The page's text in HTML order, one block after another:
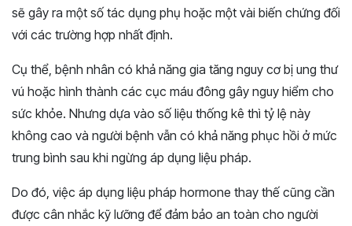
sẽ gây ra một số tác dụng phụ hoặc một vài biến chứng đối
với các trường hợp nhất định.
Cụ thể, bệnh nhân có khả năng gia tăng nguy cơ bị ung thư
vú hoặc hình thành các cục máu đông gây nguy hiểm cho
sức khỏe. Nhưng dựa vào số liệu thống kê thì tỷ lệ này
không cao và người bệnh vẫn có khả năng phục hồi ở mức
trung bình sau khi ngừng áp dụng liệu pháp.
Do đó, việc áp dụng liệu pháp hormone thay thế cũng cần
được cân nhắc kỹ lưỡng để đảm bảo an toàn cho người